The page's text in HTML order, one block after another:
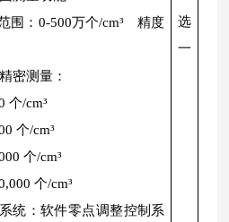
选
一
围：0-500万个/cm³ 精度
密测量：
个/cm³
个/cm³
个/cm³
个/cm³
统：软件零点调整控制系